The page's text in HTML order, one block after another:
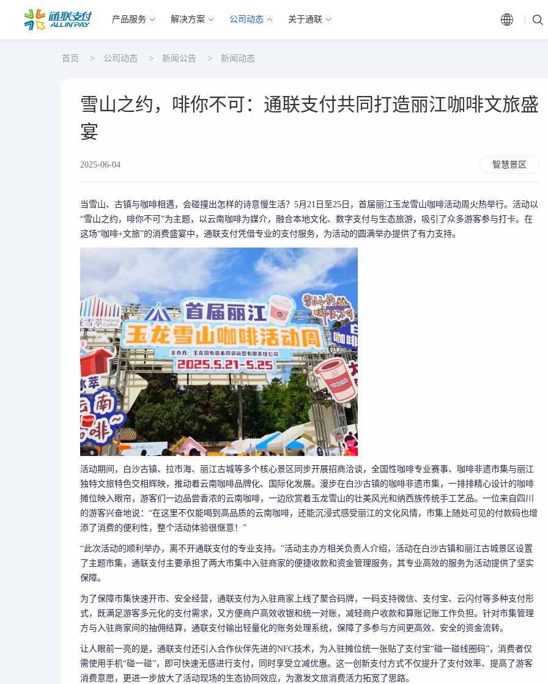
产品服务 解决方案 公司动态 关于通联
首页 公司动态 新闻公告 新闻动态
雪山之约，啡你不可：通联支付共同打造丽江咖啡文旅盛
宴
2025-06-04 智慧景区
当雪山、古镇与咖啡相遇，会碰撞出怎样的诗意慢生活？5月21日至25日，首届丽江玉龙雪山咖啡活动周火热举行。活动以
“雪山之约，啡你不可”为主题，以云南咖啡为媒介，融合本地文化、数字支付与生态旅游，吸引了众多游客参与打卡。在
这场“咖啡+文旅”的消费盛宴中，通联支付凭借专业的支付服务，为活动的圆满举办提供了有力支持。
活动期间，白沙古镇、拉市海、丽江古城等多个核心景区同步开展招商洽谈，全国性咖啡专业赛事、咖啡非遗市集与丽江
独特文旅特色交相辉映，推动着云南咖啡品牌化、国际化发展。漫步在白沙古镇的咖啡非遗市集，一排排精心设计的咖啡
摊位映入眼帘，游客们一边品尝香浓的云南咖啡，一边欣赏着玉龙雪山的壮美风光和纳西族传统手工艺品。一位来自四川
的游客兴奋地说：“在这里不仅能喝到高品质的云南咖啡，还能沉浸式感受丽江的文化风情，市集上随处可见的付款码也增
添了消费的便利性，整个活动体验很惬意！”
“此次活动的顺利举办，离不开通联支付的专业支持。”活动主办方相关负责人介绍，活动在白沙古镇和丽江古城景区设置
了主题市集，通联支付主要承担了两大市集中入驻商家的便捷收款和资金管理服务，其专业高效的服务为活动提供了坚实
保障。
为了保障市集快速开市、安全经营，通联支付为入驻商家上线了聚合码牌，一码支持微信、支付宝、云闪付等多种支付形
式，既满足游客多元化的支付需求，又方便商户高效收银和统一对账，减轻商户收款和算账记账工作负担。针对市集管理
方与入驻商家间的抽佣结算，通联支付输出轻量化的账务处理系统，保障了多参与方间更高效、安全的资金流转。
让人眼前一亮的是，通联支付还引入合作伙伴先进的NFC技术，为入驻摊位统一张贴了支付宝“碰一碰线圈码”，消费者仅
需使用手机“碰一碰”，即可快速无感进行支付，同时享受立减优惠。这一创新支付方式不仅提升了支付效率、提高了游客
消费意愿，更进一步放大了活动现场的生态协同效应，为激发文旅消费活力拓宽了思路。